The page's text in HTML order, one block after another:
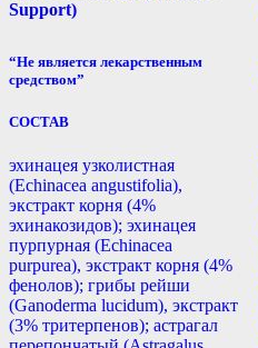
Support)
“Не является лекарственным
средством”
СОСТАВ
эхинацея узколистная
(Echinacea angustifolia),
экстракт корня (4%
эхинакозидов); эхинацея
пурпурная (Echinacea
purpurea), экстракт корня (4%
фенолов); грибы рейши
(Ganoderma lucidum), экстракт
(3% тритерпенов); астрагал